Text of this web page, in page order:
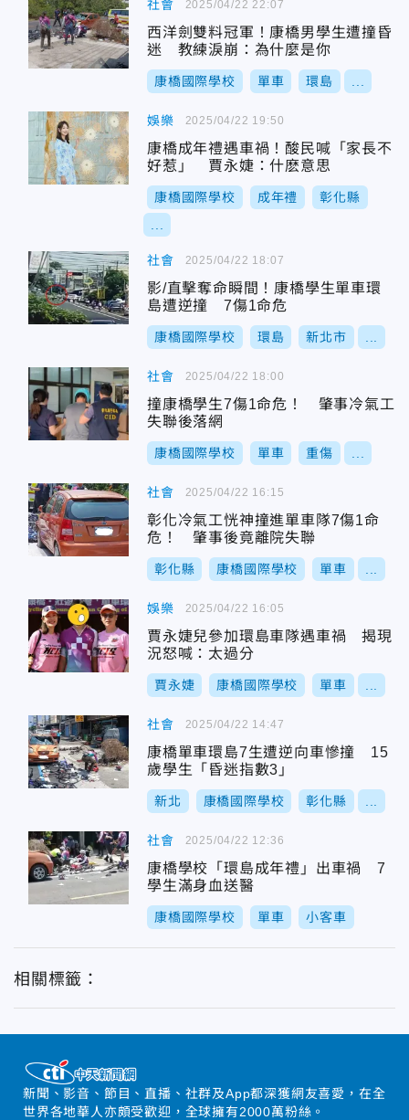
社會
西洋劍雙料冠軍！康橋男學生遭撞昏
迷 教練淚崩：為什麼是你
康橋國際學校 單車 環島
2025/04/22 22:07
娛樂
康橋成年禮遇車禍！酸民喊「家長不
好惹」 賈永婕：什麽意思
康橋國際學校 成年禮 彰化縣
2025/04/22 19:50
社會
影/直擊奪命瞬間！康橋學生單車環
島遭逆撞 7傷1命危
康橋國際學校 環島 新北市
2025/04/22 18:07
社會
撞康橋學生7傷1命危！ 肇事冷氣工
失聯後落網
康橋國際學校 單車 重傷
2025/04/22 18:00
社會
彰化冷氣工恍神撞進單車隊7傷1命
危！ 肇事後竟離院失聯
彰化縣 康橋國際學校 單車
2025/04/22 16:15
娛樂
賈永婕兒參加環島車隊遇車禍 揭現
況怒喊：太過分
賈永婕 康橋國際學校 單車
2025/04/22 16:05
社會
康橋單車環島7生遭逆向車慘撞 15
歲學生「昏迷指數3」
新北 康橋國際學校 彰化縣
2025/04/22 14:47
社會
康橋學校「環島成年禮」出車禍 7
學生滿身血送醫
康橋國際學校 單車 小客車
2025/04/22 12:36
相關標籤：
新聞、影音、節目、直播、社群及App都深獲網友喜愛，在全
世界各地華人亦頗受歡迎，全球擁有2000萬粉絲。